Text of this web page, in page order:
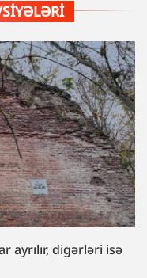
ayrılır, digərləri isə